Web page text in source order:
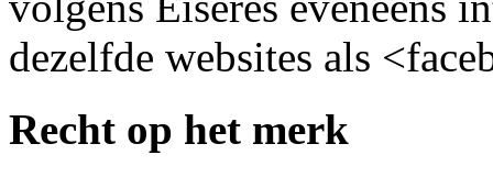
dezelfde websites als
Recht op het merk